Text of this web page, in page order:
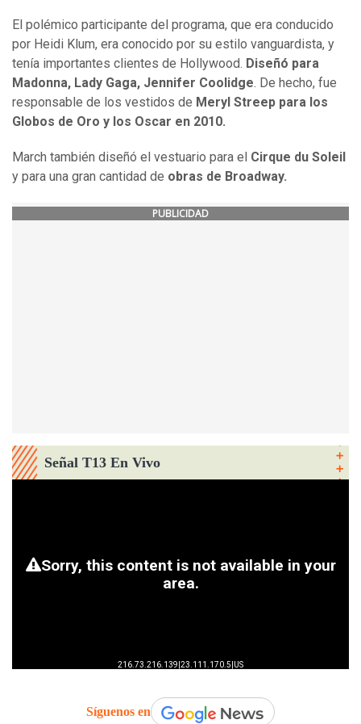
El polémico participante del programa, que era conducido
por Heidi Klum, era conocido por su estilo vanguardista, y
tenía importantes clientes de Hollywood. Diseñó para
Madonna, Lady Gaga, Jennifer Coolidge . De hecho, fue
responsable de los vestidos de Meryl Streep para los
Globos de Oro y los Oscar en 2010.
March también diseñó el vestuario para el Cirque du Soleil
y para una gran cantidad de obras de Broadway.
PUBLICIDAD
Señal T13 En Vivo
Síguenos en